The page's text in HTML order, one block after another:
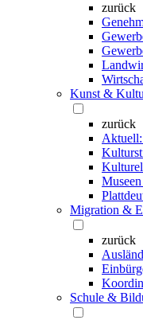
zurück
Kunst &
zurück
Migration &
zurück
Schule &